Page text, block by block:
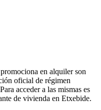
en alquiler son
oficial de régimen
acceder a las mismas es
de vivienda en Etxebide.